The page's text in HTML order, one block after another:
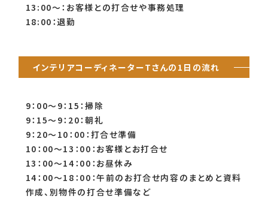
13:00～：お客様との打合せや事務処理
18:00：退勤
インテリアコーディネーターTさんの1日の流れ
9：00～9：15：掃除
9：15～9：20：朝礼
9：20～10：00：打合せ準備
10：00～13：00：お客様とお打合せ
13：00～14：00：お昼休み
14：00～18：00：午前のお打合せ内容のまとめと資料
作成、別物件の打合せ準備など